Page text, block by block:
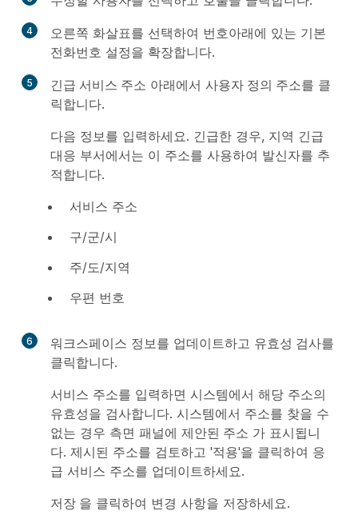
4 오른쪽 화살표를 선택하여 번호아래에 있는 기본
전화번호 설정을 확장합니다.
5 긴급 서비스 주소 아래에서 사용자 정의 주소를 클
릭합니다.
다음 정보를 입력하세요. 긴급한 경우, 지역 긴급
대응 부서에서는 이 주소를 사용하여 발신자를 추
적합니다.
서비스 주소
구/군/시
주/도/지역
우편 번호
6 워크스페이스 정보를 업데이트하고 유효성 검사를
클릭합니다.
서비스 주소를 입력하면 시스템에서 해당 주소의
유효성을 검사합니다. 시스템에서 주소를 찾을 수
없는 경우 측면 패널에 제안된 주소 가 표시됩니
다. 제시된 주소를 검토하고 '적용'을 클릭하여 응
급 서비스 주소를 업데이트하세요.
저장 을 클릭하여 변경 사항을 저장하세요.